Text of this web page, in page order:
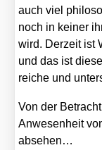
auch viel
noch in kei­ner
wird. Der­zeit ist
und das ist
rei­che und
Von der
Anwe­sen­heit
abse­hen…